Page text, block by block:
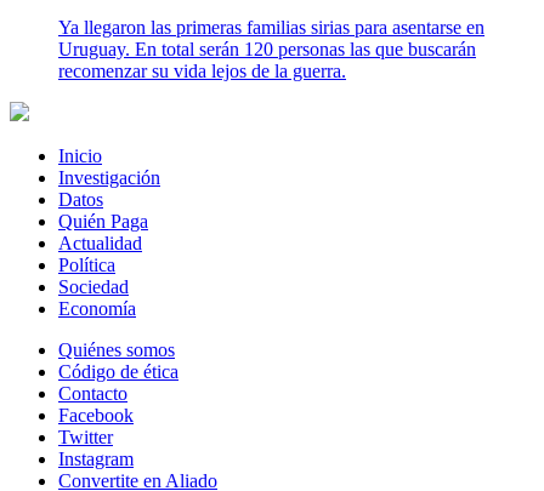
Ya llegaron las primeras familias sirias para asentarse en
Uruguay. En total serán 120 personas las que buscarán
recomenzar su vida lejos de la guerra.
Inicio
Investigación
Datos
Quién Paga
Actualidad
Política
Sociedad
Economía
Quiénes somos
Código de ética
Contacto
Facebook
Twitter
Instagram
Convertite en Aliado